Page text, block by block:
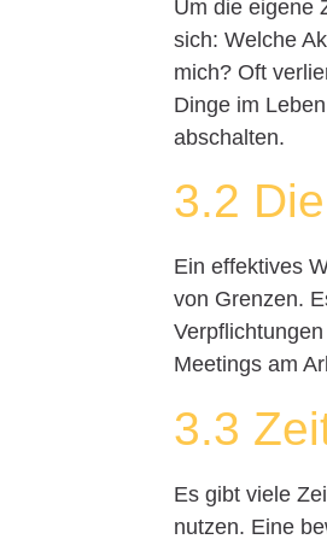
Um die eigene
sich: Welche
mich? Oft
Dinge im
abschalten.
3.2
Ein effektives
von Grenzen.
Meetings am
3.3
Es gibt viele
nutzen. Eine